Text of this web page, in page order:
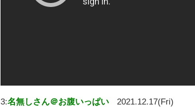
3:名無しさん＠お腹いっぱい
2021.12.17(Fri)